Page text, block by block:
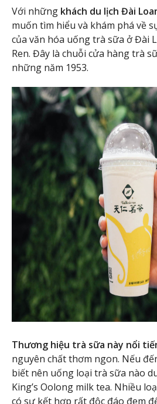
Với những khách du lịch Đài
muốn tìm hiểu và khám phá về
của văn hóa uống trà sữa ở Đài
Ren. Đây là chuỗi cửa hàng trà
những năm 1953.
Thương hiệu trà sữa này nổi
nguyên chất thơm ngon. Nếu
biết nên uống loại trà sữa nào
King’s Oolong milk tea. Nhiều
có sự kết hợp rất độc đáo đem